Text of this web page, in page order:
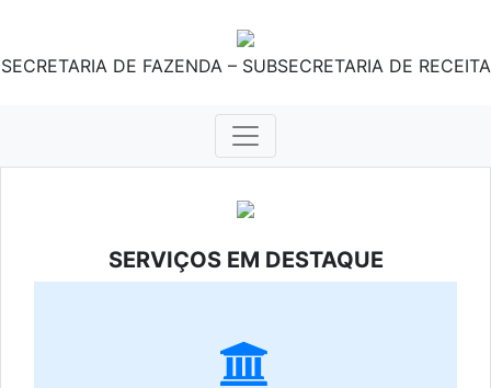
SECRETARIA DE FAZENDA – SUBSECRETARIA DE RECEITA
SERVIÇOS EM DESTAQUE